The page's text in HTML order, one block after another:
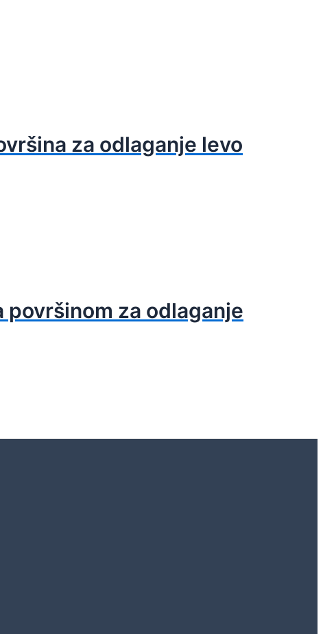
za odlaganje levo
površinom za odlaganje